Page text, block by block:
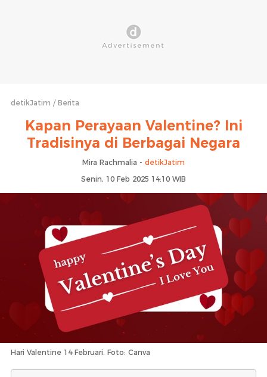
detikJatim Berita
Kapan Perayaan Valentine? Ini
Tradisinya di Berbagai Negara
Mira Rachmalia - detikJatim
Senin, 10 Feb 2025 14:10 WIB
Hari Valentine 14 Februari. Foto: Canva